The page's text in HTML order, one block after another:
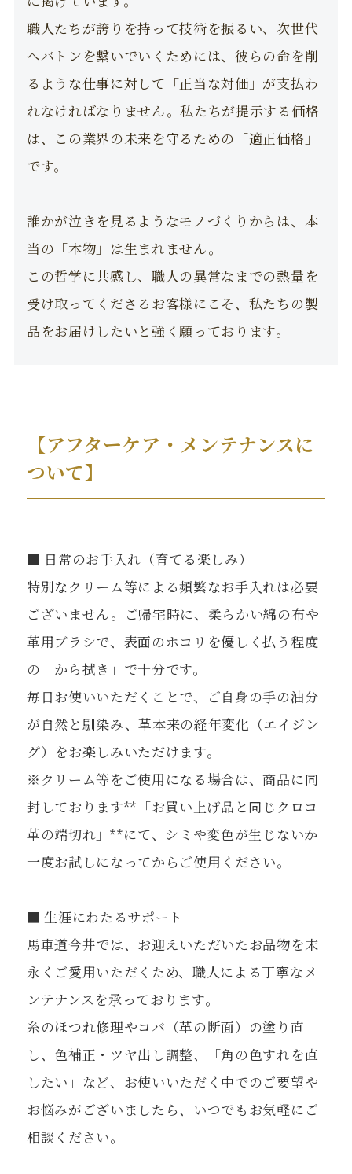
職人たちが誇りを持って技術を振るい、次世代
へバトンを繋いでいくためには、彼らの命を削
るような仕事に対して「正当な対価」が支払わ
れなければなりません。私たちが提示する価格
は、この業界の未来を守るための「適正価格」
です。
誰かが泣きを見るようなモノづくりからは、本
当の「本物」は生まれません。
この哲学に共感し、職人の異常なまでの熱量を
受け取ってくださるお客様にこそ、私たちの製
品をお届けしたいと強く願っております。
【アフターケア・メンテナンスに
ついて】
■ 日常のお手入れ（育てる楽しみ）
特別なクリーム等による頻繁なお手入れは必要
ございません。ご帰宅時に、柔らかい綿の布や
革用ブラシで、表面のホコリを優しく払う程度
の「から拭き」で十分です。
毎日お使いいただくことで、ご自身の手の油分
が自然と馴染み、革本来の経年変化（エイジン
グ）をお楽しみいただけます。
※クリーム等をご使用になる場合は、商品に同
封しております**「お買い上げ品と同じクロコ
革の端切れ」**にて、シミや変色が生じないか
一度お試しになってからご使用ください。
■ 生涯にわたるサポート
馬車道今井では、お迎えいただいたお品物を末
永くご愛用いただくため、職人による丁寧なメ
ンテナンスを承っております。
糸のほつれ修理やコバ（革の断面）の塗り直
し、色補正・ツヤ出し調整、「角の色すれを直
したい」など、お使いいただく中でのご要望や
お悩みがございましたら、いつでもお気軽にご
相談ください。